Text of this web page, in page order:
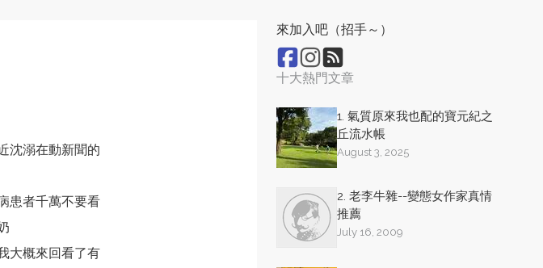
沈溺在動新聞的
患者千萬不要看
大概來回看了有
來加入吧（招手～）
十大熱門文章
1. 氣質原來我也配的寶元紀之
丘流水帳
August 3, 2025
2. 老李牛雜--變態女作家真情
推薦
July 16, 2009